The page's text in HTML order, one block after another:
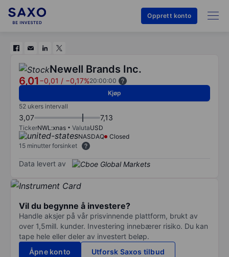
Opprett konto
Newell Brands Inc.
6,01−0,01 / −0,17%20:00:00
Kjøp
52 ukers intervall
3,07 7,13
TickerNWL:xnas ValutaUSD
NASDAQ
Closed
15 minutter forsinket
Data levert av
Vil du begynne å investere?
Handle aksjer på vår prisvinnende plattform, brukt av
over 1,5mill. kunder. Investering innebærer risiko. Du kan
tape hele eller deler av investert beløp.
Åpne konto
Utforsk Saxos tilbud